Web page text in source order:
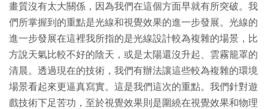
畫質沒有太大關係，因為我們在這個方面早就有所突破。我
們所掌握到的重點是光線和視覺效果的進一步發展。光線的
進一步發展在這裡我所指的是光線設計較為複雜的場景，比
方說天氣比較不好的陰天，或是太陽還沒升起、雲霧籠罩的
清晨。透過現在的技術，我們有辦法讓這些較為複雜的環境
場景看起來更逼真寫實。這是我們這次的重點。我們針對遊
戲技術下足苦功，至於視覺效果則是圍繞在視覺效果和物理